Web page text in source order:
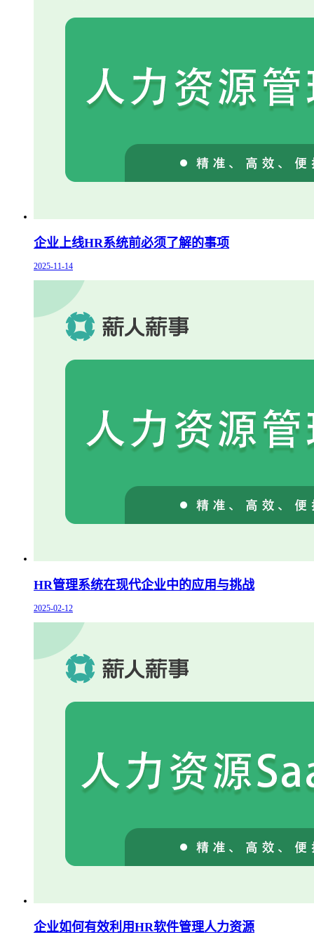
企业上线HR系统前必须了解的事项
2025-11-14
HR管理系统在现代企业中的应用与挑战
2025-02-12
企业如何有效利用HR软件管理人力资源